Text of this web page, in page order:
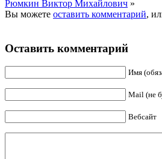
Рюмкин Виктор Михайлович »
Вы можете оставить комментарий,
Оставить комментарий
Имя
Mail (не
Вебсайт